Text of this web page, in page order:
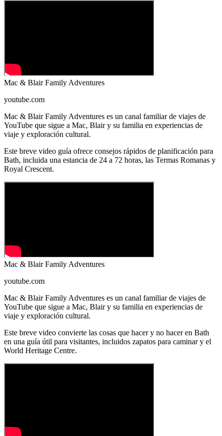
Mac & Blair Family Adventures
youtube.com
Mac & Blair Family Adventures es un canal familiar de viajes de
YouTube que sigue a Mac, Blair y su familia en experiencias de
viaje y exploración cultural.
Este breve video guía ofrece consejos rápidos de planificación para
Bath, incluida una estancia de 24 a 72 horas, las Termas Romanas y
Royal Crescent.
Mac & Blair Family Adventures
youtube.com
Mac & Blair Family Adventures es un canal familiar de viajes de
YouTube que sigue a Mac, Blair y su familia en experiencias de
viaje y exploración cultural.
Este breve video convierte las cosas que hacer y no hacer en Bath
en una guía útil para visitantes, incluidos zapatos para caminar y el
World Heritage Centre.